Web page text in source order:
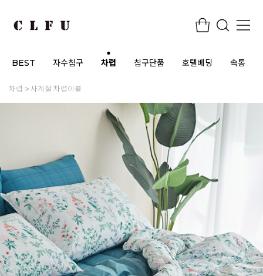
BEST 자수침구 차렵 침구단품 호텔베딩 속통
차렵 사계절 차렵이불